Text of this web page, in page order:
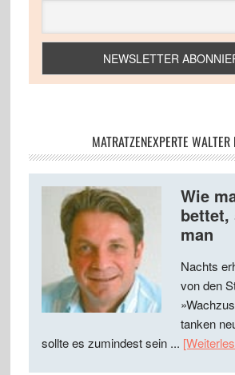
MATRATZENEXPERTE
Wie
man
Nachts
von den
tanken
sollte es zumindest sein ...